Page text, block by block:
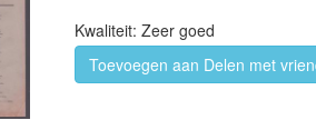
Kwaliteit: Zeer goed
Toevoegen aan Delen met